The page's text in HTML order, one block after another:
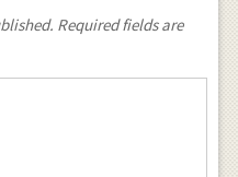
Required fields are